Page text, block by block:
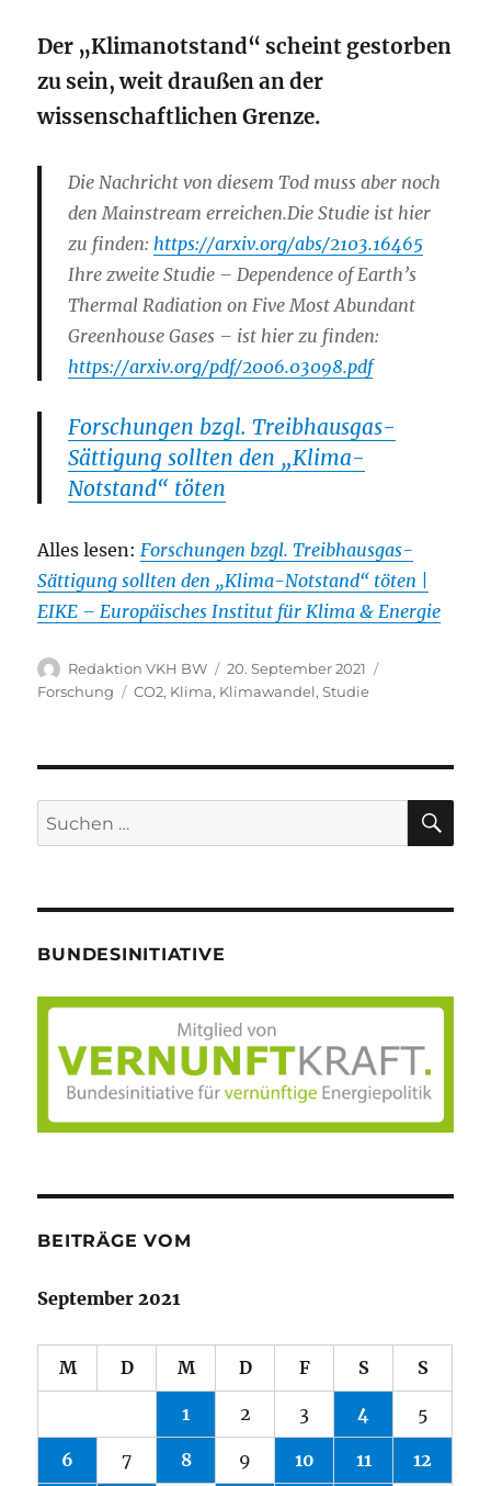
Der „Klimanotstand“ scheint gestorben
zu sein, weit draußen an der
wissenschaftlichen Grenze.
Die Nachricht von diesem Tod muss aber noch
den Mainstream erreichen.Die Studie ist hier
zu finden:https://arxiv.org/abs/2103.16465
Ihre zweite Studie – Dependence of Earth’s
Thermal Radiation on Five Most Abundant
Greenhouse Gases – ist hier zu finden:
https://arxiv.org/pdf/2006.03098.pdf
Forschungen bzgl. Treibhausgas-
Sättigung sollten den „Klima-
Notstand“ töten
Alles lesen:Forschungen bzgl. Treibhausgas-
Sättigung sollten den „Klima-Notstand“ töten |
EIKE – Europäisches Institut für Klima & Energie
Autor
Redaktion VKH BW
Veröffentlicht
am
20. September 2021
Forschung
Schlagwörter
CO2, Klima, Klimawandel,Studie
Suche
nach:
BUNDESINITIATIVE
BEITRÄGE VOM
September 2021
M D M D F S S
1 2 3 4 5
6 7 8 9 10 11 12